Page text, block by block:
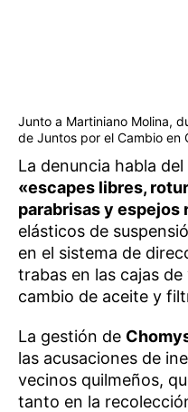
Junto a Martiniano Molina,
de Juntos por el Cambio en
La denuncia habla del
«escapes libres,
parabrisas y
elásticos de
en el sistema de
trabas en las cajas
cambio de aceite y
La gestión de
las acusaciones de
vecinos quilmeños,
tanto en la